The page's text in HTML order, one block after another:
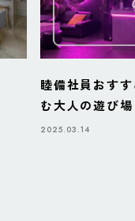
睦備社員おす
む大人の遊び
BAZAAR」
2025.03.14